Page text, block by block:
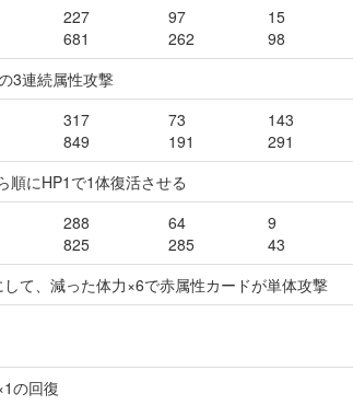
227
681
97
262
15
98
3連続属性攻撃
317
849
73
191
143
291
順にHP1で1体復活させる
288
825
64
285
9
43
て、減った体力×6で赤属性カードが単体攻撃
の回復